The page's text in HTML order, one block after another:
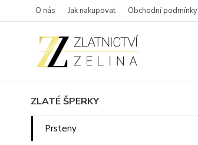
O nás Jak nakupovat Obchodní podmínky
ZLATÉ ŠPERKY
Prsteny